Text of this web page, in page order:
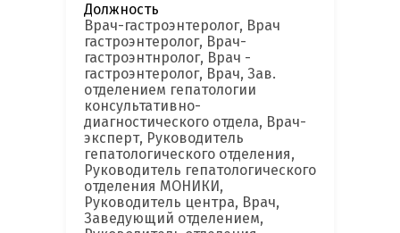
Должность
Врач-гастроэнтеролог, Врач
гастроэнтеролог, Врач-
гастроэнтнролог, Врач -
гастроэнтеролог, Врач, Зав.
отделением гепатологии
консультативно-
диагностического отдела, Врач-
эксперт, Руководитель
гепатологического отделения,
Руководитель гепатологического
отделения МОНИКИ,
Руководитель центра, Врач,
Заведующий отделением,